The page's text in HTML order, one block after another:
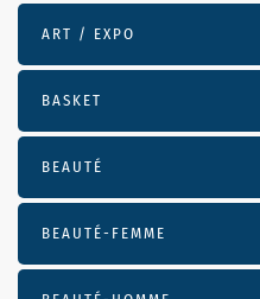
ART / EXPO
BASKET
BEAUTÉ
BEAUTÉ-FEMME